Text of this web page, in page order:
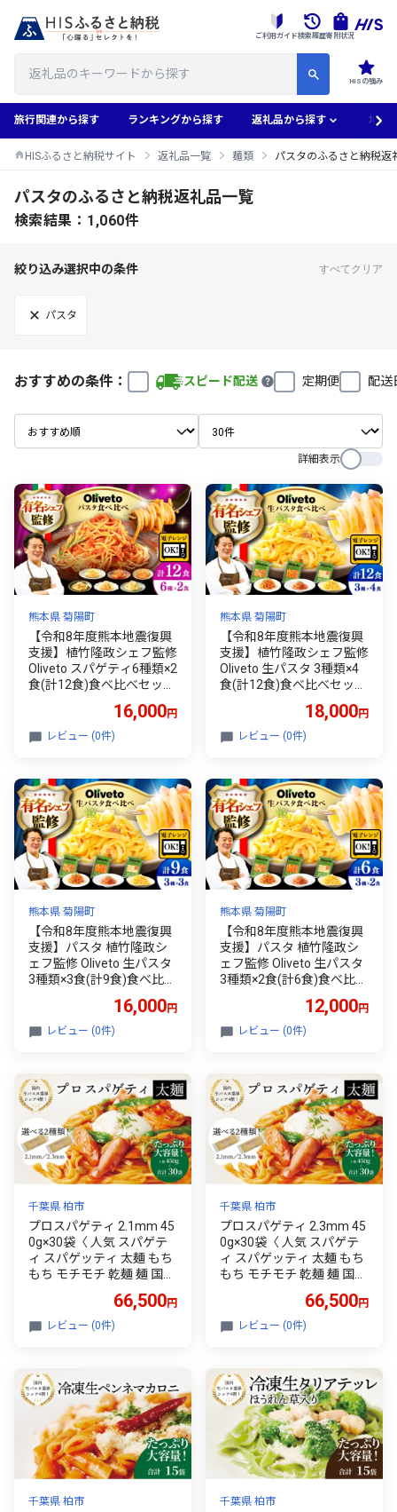
HISの強み
ご利用ガイド検索履歴寄附状況
旅行関連から探す ランキングから探す 返礼品から探す 地域
HISふるさと納税サイト 返礼品一覧 麺類 パスタのふるさと納税返
パスタのふるさと納税返礼品一覧
検索結果：1,060件
絞り込み選択中の条件 すべてクリア
パスタ
おすすめの条件： スピード配送 定期便 配送
詳細表示
熊本県 菊陽町
【令和8年度熊本地震復興
支援】植竹隆政シェフ監修
Oliveto スパゲティ6種類×2
食(計12食)食べ比べセット
装 パスタ 冷凍食品 冷凍パ
スタ 冷凍 詰め合わせ パス
イタリアン お弁当 お昼ご
はん おかず もちもち 食べ
比べ 熊本県 菊陽町【亀井
通産株式会社】[BHAY005]
16,000円
レビュー (0件)
熊本県 菊陽町
【令和8年度熊本地震復興
支援】植竹隆政シェフ監修
Oliveto 生パスタ 3種類×4
食(計12食)食べ比べセット
スタ ぱすた 麺 スパゲッテ
ィ 詰め合わせ 食べ比べ 熊
18,000円
レビュー (0件)
熊本県 菊陽町
【令和8年度熊本地震復興
支援】パスタ 植竹隆政シ
ェフ監修 Oliveto 生パスタ
3種類×3食(計9食)食べ比べ
凍食品 冷凍パスタ 冷凍 パ
スタ詰め合わせ 生 調理済
保存 長期間 ぱすた パスタ
セット イタリアン おかず
パスタ もちもちパスタ 食
べ比べ 【亀井通産株式会
社】[BHAY002]
16,000円
レビュー (0件)
熊本県 菊陽町
【令和8年度熊本地震復興
支援】パスタ 植竹隆政シ
ェフ監修 Oliveto 生パスタ
3種類×2食(計6食)食べ比べ
凍食品 冷凍パスタ 冷凍 パ
スタ詰め合わせ 生 パスタ
長持ち 保存 長期間 ぱすた
セット イタリアン 人気パ
スタ 食べ比べ 熊本県 菊陽
町【亀井通産株式会社】[B
HAY001]
12,000円
レビュー (0件)
千葉県 柏市
プロスパゲティ 2.1mm 45
0g×30袋〈 人気 スパゲテ
ィ スパゲッティ 太麺 もち
もち モチモチ 乾麺 麺 国産
ンチ トマトソース 和風ソ
ース 自宅用 保存食 長期保
66,500円
レビュー (0件)
千葉県 柏市
プロスパゲティ 2.3mm 45
0g×30袋〈 人気 スパゲテ
ィ スパゲッティ 太麺 もち
もち モチモチ 乾麺 麺 国産
ンチ トマトソース 和風ソ
ース 自宅用 保存食 長期保
66,500円
レビュー (0件)
千葉県 柏市 千葉県 柏市